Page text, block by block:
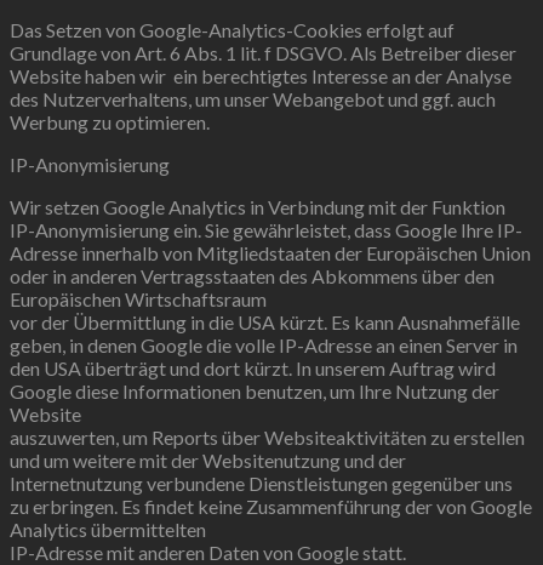
Das Setzen von Google-Analytics-Cookies erfolgt auf
Grundlage von Art. 6 Abs. 1 lit. f DSGVO. Als Betreiber dieser
Website haben wir ein berechtigtes Interesse an der Analyse
des Nutzerverhaltens, um unser Webangebot und ggf. auch
Werbung zu optimieren.
IP-Anonymisierung
Wir setzen Google Analytics in Verbindung mit der Funktion
IP-Anonymisierung ein. Sie gewährleistet, dass Google Ihre IP-
Adresse innerhalb von Mitgliedstaaten der Europäischen Union
oder in anderen Vertragsstaaten des Abkommens über den
Europäischen Wirtschaftsraum
vor der Übermittlung in die USA kürzt. Es kann Ausnahmefälle
geben, in denen Google die volle IP-Adresse an einen Server in
den USA überträgt und dort kürzt. In unserem Auftrag wird
Google diese Informationen benutzen, um Ihre Nutzung der
Website
auszuwerten, um Reports über Websiteaktivitäten zu erstellen
und um weitere mit der Websitenutzung und der
Internetnutzung verbundene Dienstleistungen gegenüber uns
zu erbringen. Es findet keine Zusammenführung der von Google
Analytics übermittelten
IP-Adresse mit anderen Daten von Google statt.